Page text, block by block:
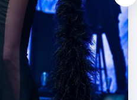
dışında ayakta konserin